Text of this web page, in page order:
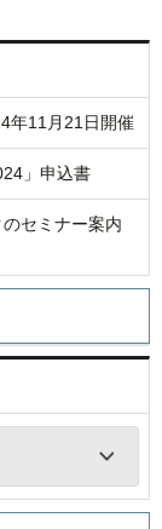
年11月21日開催
」申込書
セミナー案内